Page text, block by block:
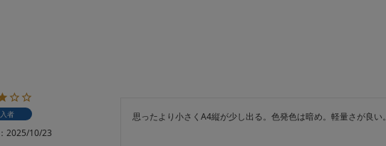
者
2025/10/23
思ったより小さくA4縦が少し出る。色発色は暗め。軽量さが良い。